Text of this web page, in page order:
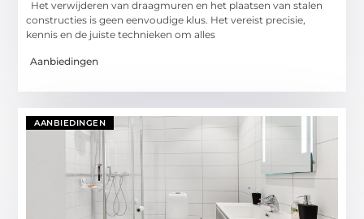
Het verwijderen van draagmuren en het plaatsen van stalen
constructies is geen eenvoudige klus. Het vereist precisie,
kennis en de juiste technieken om alles
Aanbiedingen
AANBIEDINGEN